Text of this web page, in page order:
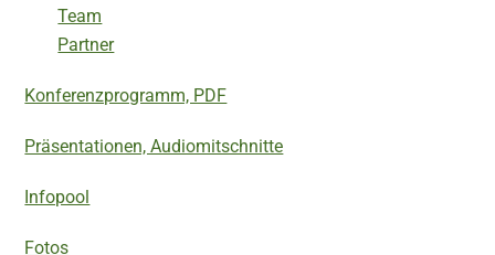
Team
Partner
Konferenzprogramm, PDF
Präsentationen, Audiomitschnitte
Infopool
Fotos